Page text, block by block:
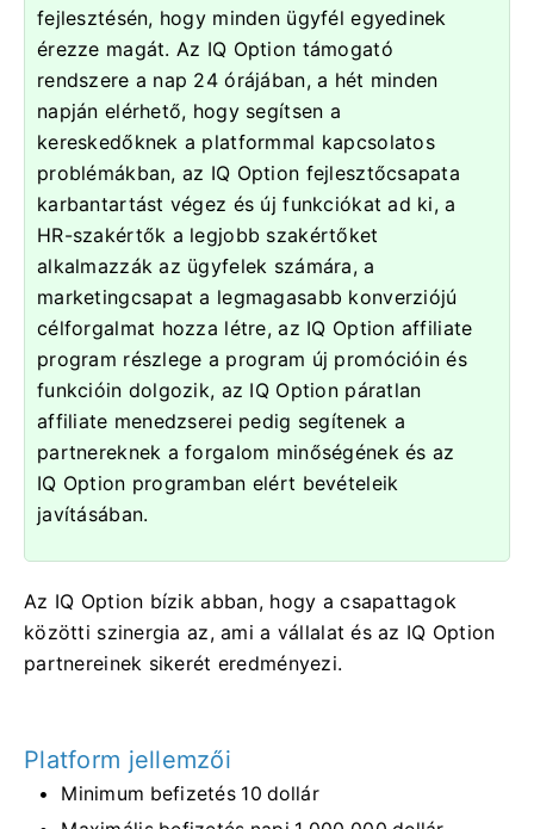
fejlesztésén, hogy minden ügyfél egyedinek
érezze magát. Az IQ Option támogató
rendszere a nap 24 órájában, a hét minden
napján elérhető, hogy segítsen a
kereskedőknek a platformmal kapcsolatos
problémákban, az IQ Option fejlesztőcsapata
karbantartást végez és új funkciókat ad ki, a
HR-szakértők a legjobb szakértőket
alkalmazzák az ügyfelek számára, a
marketingcsapat a legmagasabb konverziójú
célforgalmat hozza létre, az IQ Option affiliate
program részlege a program új promócióin és
funkcióin dolgozik, az IQ Option páratlan
affiliate menedzserei pedig segítenek a
partnereknek a forgalom minőségének és az
IQ Option programban elért bevételeik
javításában.
Az IQ Option bízik abban, hogy a csapattagok
közötti szinergia az, ami a vállalat és az IQ Option
partnereinek sikerét eredményezi.
Platform jellemzői
Minimum befizetés 10 dollár